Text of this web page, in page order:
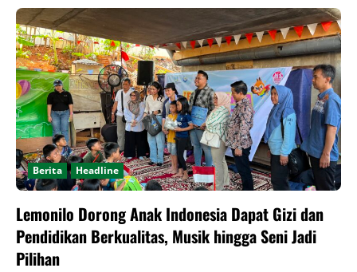
Berita Headline
Lemonilo Dorong Anak Indonesia Dapat Gizi dan
Pendidikan Berkualitas, Musik hingga Seni Jadi
Pilihan